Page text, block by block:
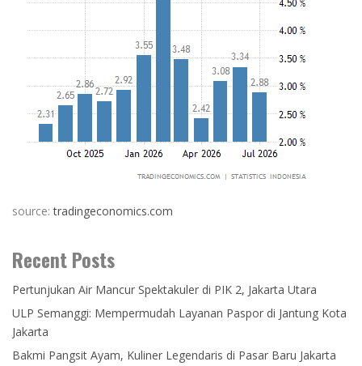
source:tradingeconomics.com
Recent Posts
Pertunjukan Air Mancur Spektakuler di PIK 2, Jakarta Utara
ULP Semanggi: Mempermudah Layanan Paspor di Jantung Kota
Jakarta
Bakmi Pangsit Ayam, Kuliner Legendaris di Pasar Baru Jakarta